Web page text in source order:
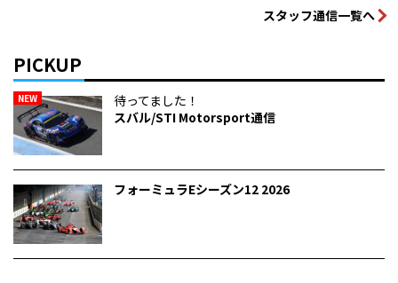
スタッフ通信一覧へ
PICKUP
NEW
待ってました！
スバル/STI Motorsport通信
フォーミュラEシーズン12 2026